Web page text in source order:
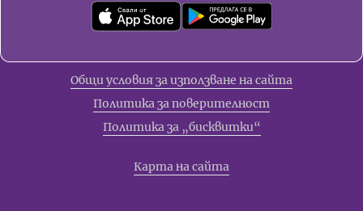
Общи условия за използване на сайта
Политика за поверителност
Политика за „бисквитки“
Карта на сайта